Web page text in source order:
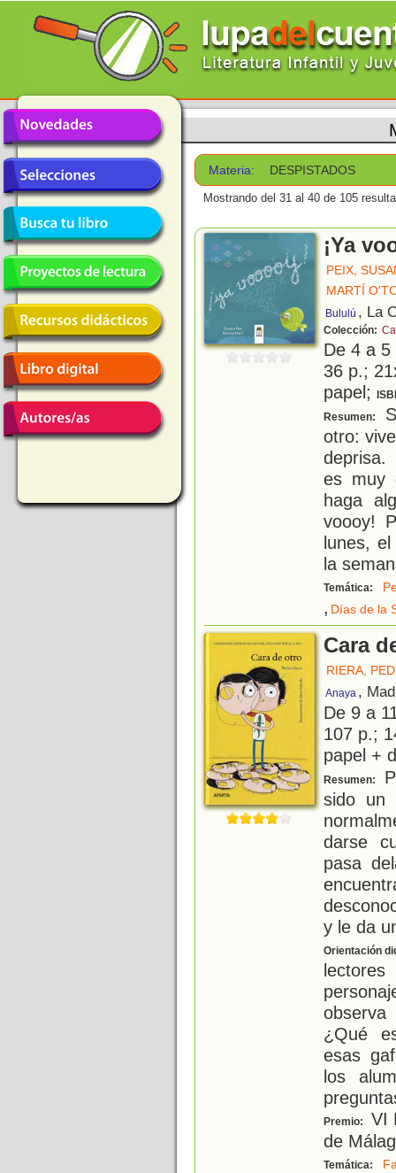
Materia: DESPISTADOS
Mostrando del 31 al 40 de 105
¡Ya
PEIX,
MARTÍ
Bululú , La
Colección:
De 4 a
36 p.;
papel;
Resumen:
otro:
deprisa.
es muy
haga
voooy!
lunes,
la
Temática:
, Días de la
Cara
RIERA,
Anaya ,
De 9 a
107 p.;
papel +
Resumen:
sido un
darse
pasa
y le da
Orientación
¿Qué
esas
los
Premio:
VI
de
Temática: